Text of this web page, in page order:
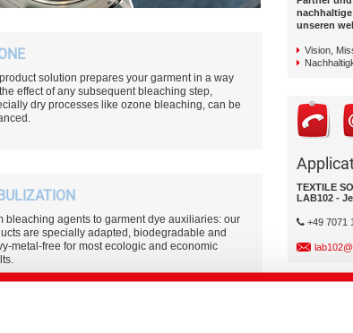
solution prepares your garment in a way
effect of any subsequent bleaching step,
dry processes like ozone bleaching, can be
bleaching agents to garment dye auxiliaries: our
are specially adapted, biodegradable and
metal-free for most ecologic and economic
unseren
Vision,
TEXTILE
LAB102 -
+49 7071